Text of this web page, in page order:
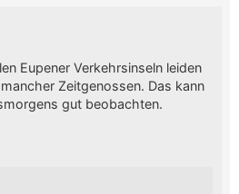
Eupener Verkehrsinseln leiden
Zeitgenossen. Das kann
gut beobachten.